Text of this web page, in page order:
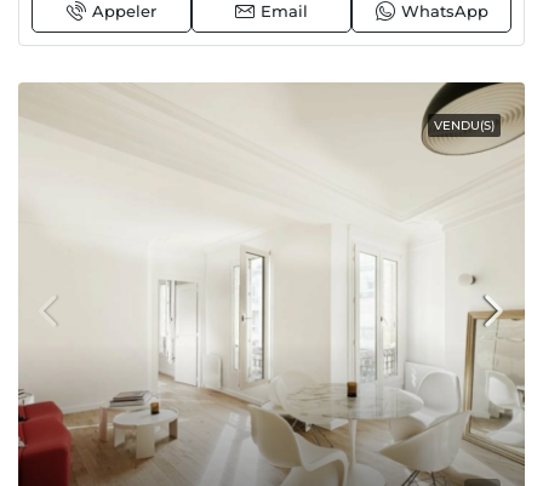
Appeler Email WhatsApp
VENDU(S)